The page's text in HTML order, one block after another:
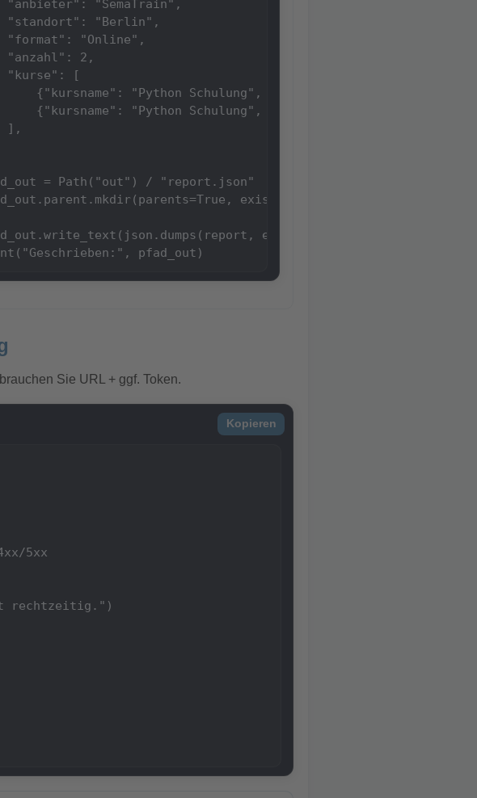
as f:
"anbieter": "SemaTrain",
"standort": "Berlin",
"format": "Online",
"anzahl": 2,
"kurse": [
{"kursname": "Python Schulung", "preis_euro": 1390},
{"kursname": "Python Schulung", "preis_euro": 1490},
],
= Path("out") / "report.json"
exist_ok=True)
ensure_ascii=False,
pfad_out)
Sie URL + ggf. Token.
Kopieren
5xx
rechtzeitig.")